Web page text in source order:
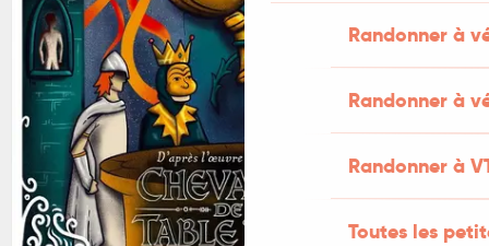
Randonner à
Randonner à
Randonner à
Toutes les